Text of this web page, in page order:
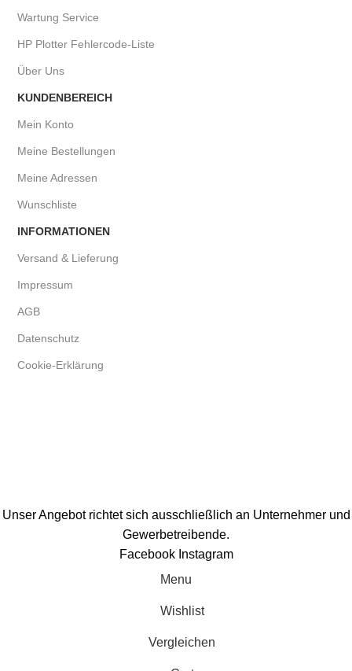
Wartung Service
HP Plotter Fehlercode-Liste
Über Uns
KUNDENBEREICH
Mein Konto
Meine Bestellungen
Meine Adressen
Wunschliste
INFORMATIONEN
Versand & Lieferung
Impressum
AGB
Datenschutz
Cookie-Erklärung
Unser Angebot richtet sich ausschließlich an Unternehmer und
Gewerbetreibende.
Facebook Instagram
Menu
Wishlist
Vergleichen